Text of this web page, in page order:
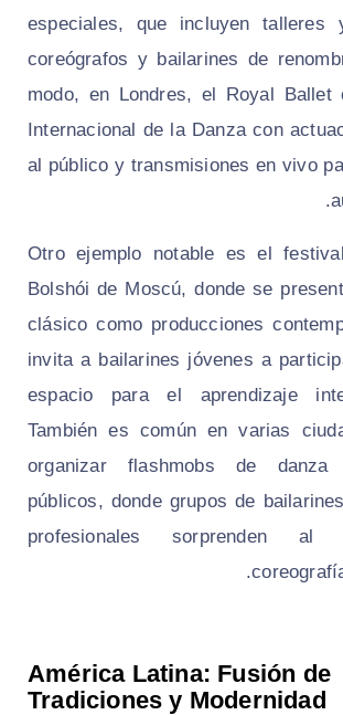
especiales, que incluyen talleres
coreógrafos y bailarines de
modo, en Londres, el Royal Ballet
Internacional de la Danza con
al público y transmisiones en vivo
Otro ejemplo notable es el
Bolshói de Moscú, donde se
clásico como producciones
invita a bailarines jóvenes a
espacio para el aprendizaje
También es común en varias
organizar flashmobs de danza
públicos, donde grupos de
profesionales sorprenden al
América Latina: Fusión de
Tradiciones y Modernidad